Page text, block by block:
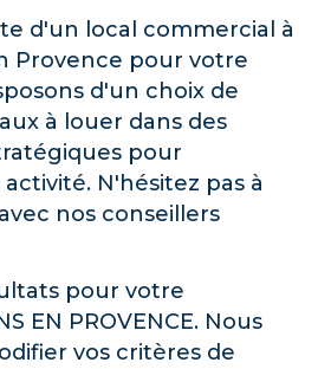
d'un local commercial à
Provence pour votre
d'un choix de
à louer dans des
pour
N'hésitez pas à
nos conseillers
pour votre
EN PROVENCE. Nous
vos critères de